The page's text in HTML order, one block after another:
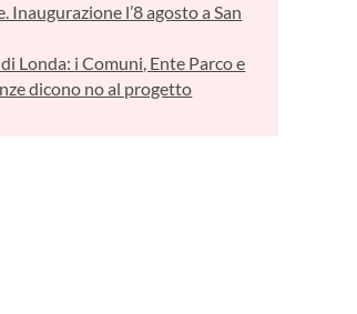
Inaugurazione l’8 agosto a San
Londa: i Comuni, Ente Parco e
dicono no al progetto